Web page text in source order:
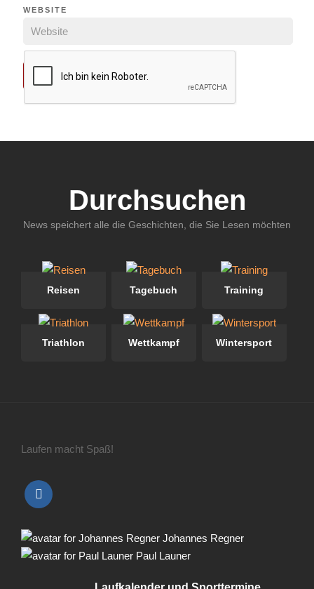
WEBSITE
Durchsuchen
News speichert alle die Geschichten, die Sie Lesen möchten
Reisen Tagebuch Training
Triathlon Wettkampf Wintersport
Laufen macht Spaß!
Johannes Regner
Paul Launer